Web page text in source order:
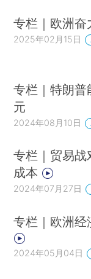
专栏｜欧洲奋
2025年02月15日
专栏｜特朗普
元
2024年08月10日
专栏｜贸易战
成本
2024年07月27日
专栏｜欧洲
2024年05月04日